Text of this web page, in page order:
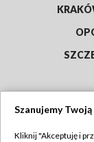
Szanujemy
Kliknij "Akceptuję i